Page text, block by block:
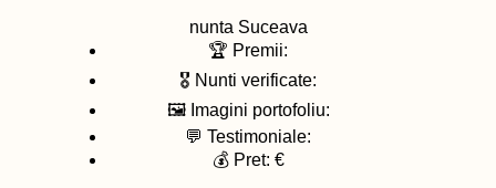
nunta Suceava
🏆 Premii:
🎖️ Nunti verificate:
🖼️ Imagini portofoliu:
💬 Testimoniale:
💰 Pret: €